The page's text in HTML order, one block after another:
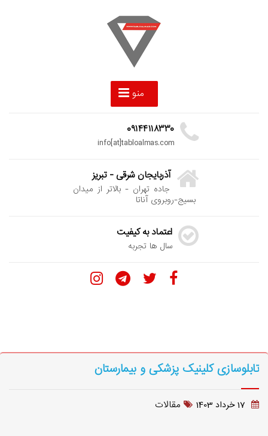
منو
۰۹۱۴۴۱۱۸۳۳۰
info[at]tabloalmas.com
آذربایجان شرقی - تبریز
جاده تهران - بالاتر از میدان
بسیج-روبروی آناتا
اعتماد به کیفیت
سال ها تجربه
تابلوسازی کلینیک پزشکی و بیمارستان
17 خرداد 1403 مقالات